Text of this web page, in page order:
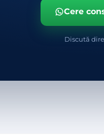
Cere
Discută